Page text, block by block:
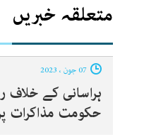
متعلقہ خبریں
ہراسانی کے خلاف
حکومت مذاکرات